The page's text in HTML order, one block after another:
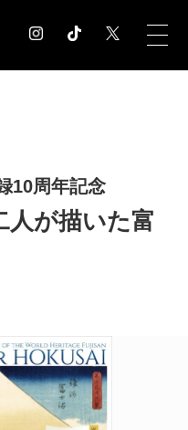
展覧会情報
術館情報
10周年記念
人が描いた富